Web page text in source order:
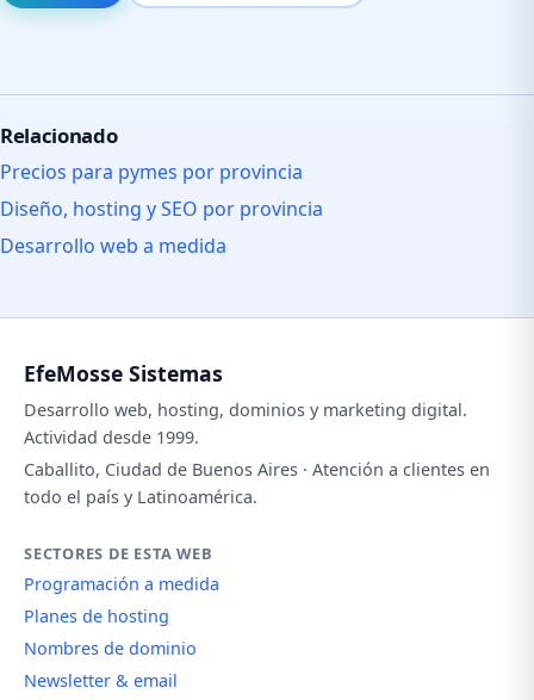
Relacionado
Precios para pymes por provincia
Diseño, hosting y SEO por provincia
Desarrollo web a medida
EfeMosse Sistemas
Desarrollo web, hosting, dominios y marketing digital.
Actividad desde 1999.
Caballito, Ciudad de Buenos Aires · Atención a clientes en
todo el país y Latinoamérica.
SECTORES DE ESTA WEB
Programación a medida
Planes de hosting
Nombres de dominio
Newsletter & email